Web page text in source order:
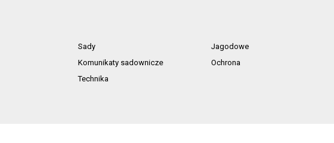
Sady
Jagodowe
Komunikaty sadownicze
Ochrona
Technika